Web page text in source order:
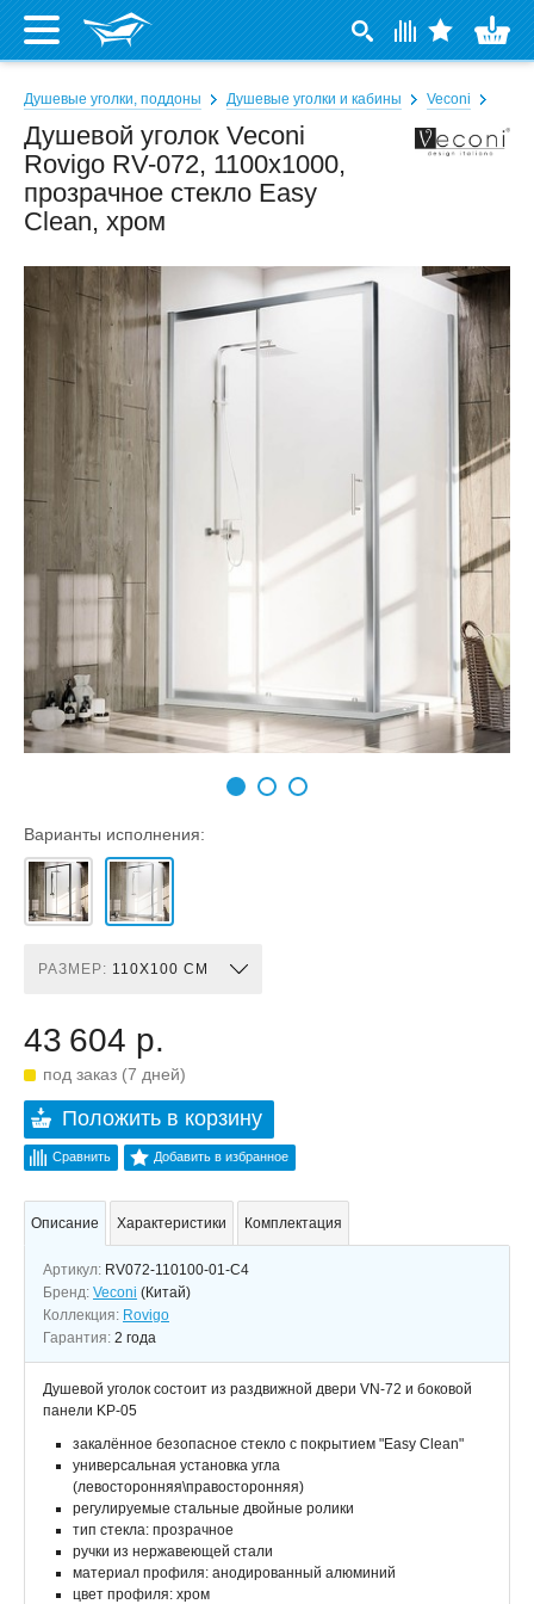
Душевые уголки, поддоны Душевые уголки и кабины Veconi
Душевой уголок Veconi
Rovigo RV-072, 1100x1000,
прозрачное стекло Easy
Clean, хром
Варианты исполнения:
РАЗМЕР: 110X100 СМ
43 604 р.
под заказ (7 дней)
Положить в корзину
Сравнить Добавить в избранное
Описание Характеристики Комплектация
Артикул: RV072-110100-01-C4
Бренд: Veconi (Китай)
Коллекция: Rovigo
Гарантия: 2 года
Душевой уголок состоит из раздвижной двери VN-72 и боковой
панели KP-05
закалённое безопасное стекло с покрытием "Easy Clean"
универсальная установка угла
(левосторонняя\правосторонняя)
регулируемые стальные двойные ролики
тип стекла: прозрачное
ручки из нержавеющей стали
материал профиля: анодированный алюминий
цвет профиля: хром